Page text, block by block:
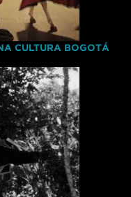
CULTURA BOGOTÁ